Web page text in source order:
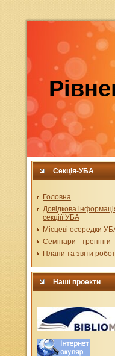
Секція-УБА
Головна
Довідкова
секціїї УБА
Місцеві осередки
Семінари - тренінги
Плани та звіти
Наші проекти